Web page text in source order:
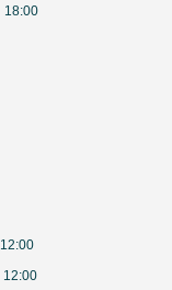
18:00
12:00
12:00